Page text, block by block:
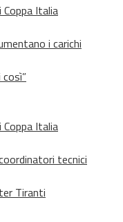
Italia
i carichi
Italia
tecnici
Tiranti